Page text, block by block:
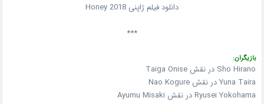
دانلود فیلم ژاپنی Honey 2018
***
بازیگران:
Sho Hirano در نقش Taiga Onise
Yuna Taira در نقش Nao Kogure
Ryusei Yokohama در نقش Ayumu Misaki